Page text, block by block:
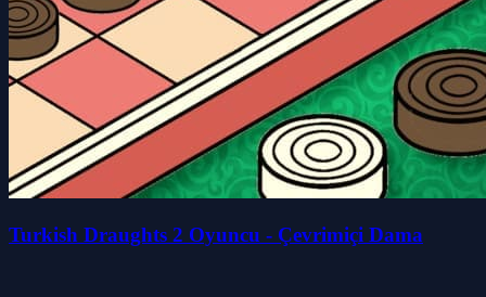
Turkish Draughts 2 Oyuncu - Çevrimiçi Dama